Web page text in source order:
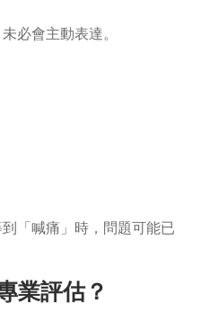
必會主動表達。
「喊痛」時，問題可能已
業評估？